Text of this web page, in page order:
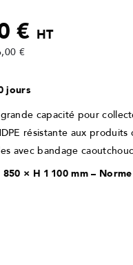
€ HT
€
jours
capacité pour
résistante aux produits
avec bandage
850 × H 1 100 mm –